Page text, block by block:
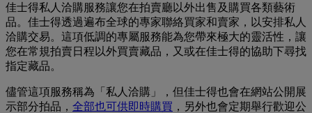
佳士得私人洽購服務讓您在拍賣廳以外出售及購買各類藝術
品。佳士得透過遍布全球的專家聯絡買家和賣家，以安排私人
洽購交易。這項低調的專屬服務能為您帶來極大的靈活性，讓
您在常規拍賣日程以外買賣藏品，又或在佳士得的協助下尋找
指定藏品。
儘管這項服務稱為「私人洽購」，但佳士得也會在網站公開展
示部分拍品， 全部也可供即時購買 ，另外也會定期舉行歡迎公